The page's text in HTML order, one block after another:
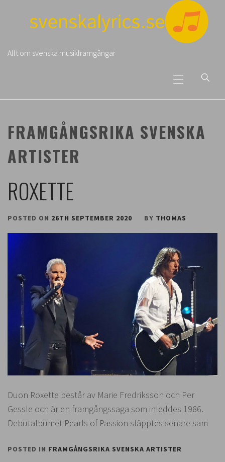
Allt om svenska musikframgångar
Menu
FRAMGÅNGSRIKA SVENSKA
ARTISTER
ROXETTE
POSTED ON 26TH SEPTEMBER 2020 BY THOMAS
Duon Roxette består av Marie Fredriksson och Per
Gessle och är en framgångssaga som inleddes 1986.
Debutalbumet Pearls of Passion släpptes senare sam
POSTED IN FRAMGÅNGSRIKA SVENSKA ARTISTER